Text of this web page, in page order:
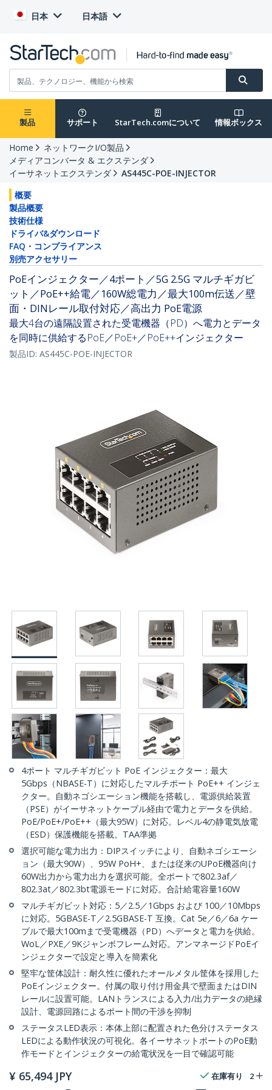
日本 日本語
製品 サポート StarTech.comについて 情報ボックス
Home
ネットワークI/O製品
メディアコンバータ & エクステンダ
イーサネットエクステンダ
AS445C-POE-INJECTOR
概要
製品概要
技術仕様
ドライバ&ダウンロード
FAQ・コンプライアンス
別売アクセサリー
PoEインジェクター／4ポート／5G 2.5G マルチギガビ
ット／PoE++給電／160W総電力／最大100m伝送／壁
面・DINレール取付対応／高出力 PoE電源
最大4台の遠隔設置された受電機器（PD）へ電力とデータ
を同時に供給するPoE／PoE+／PoE++インジェクター
製品ID: AS445C-POE-INJECTOR
4ポート マルチギガビット PoE インジェクター：最大
5Gbps（NBASE-T）に対応したマルチポート PoE++ インジェ
クター。自動ネゴシエーション機能を搭載し、電源供給装置
（PSE）がイーサネットケーブル経由で電力とデータを供給。
PoE/PoE+/PoE++（最大95W）に対応。レベル4の静電気放電
（ESD）保護機能を搭載。TAA準拠
選択可能な電力出力：DIPスイッチにより、自動ネゴシエーシ
ョン（最大90W）、95W PoH+、または従来のUPoE機器向け
60W出力から電力出力を選択可能。全ポートで802.3af／
802.3at／802.3bt電源モードに対応。合計給電容量160W
マルチギガビット対応：5／2.5／1Gbps および 100／10Mbps
に対応。5GBASE-T／2.5GBASE-T 互換。Cat 5e／6／6a ケー
ブルで最大100mまで受電機器（PD）へデータと電力を供給。
WoL／PXE／9Kジャンボフレーム対応。アンマネージドPoEイ
ンジェクターで設定と導入を簡素化
堅牢な筐体設計：耐久性に優れたオールメタル筐体を採用した
PoEインジェクター。付属の取り付け用金具で壁面またはDIN
レールに設置可能。LANトランスによる入力/出力データの絶縁
設計、電源回路によるポート間の干渉を抑制
ステータスLED表示：本体上部に配置された色分けステータス
LEDによる動作状況の可視化。各イーサネットポートのPoE動
作モードとインジェクターの給電状況を一目で確認可能
¥ 65,494 JPY 在庫有り 2